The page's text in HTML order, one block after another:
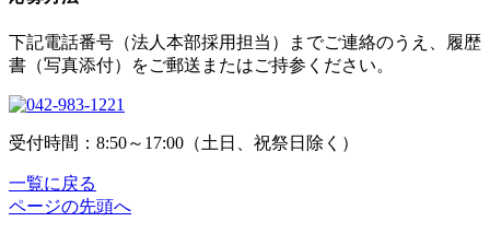
下記電話番号（法人本部採用担当）までご連絡のうえ、履歴
書（写真添付）をご郵送またはご持参ください。
受付時間：8:50～17:00（土日、祝祭日除く）
一覧に戻る
ページの先頭へ